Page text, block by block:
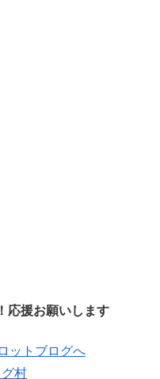
応援お願いします
村